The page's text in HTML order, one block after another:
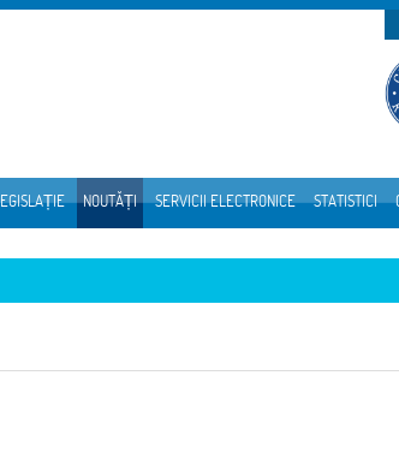
NOUTĂȚI SERVICII ELECTRONICE STATISTICI